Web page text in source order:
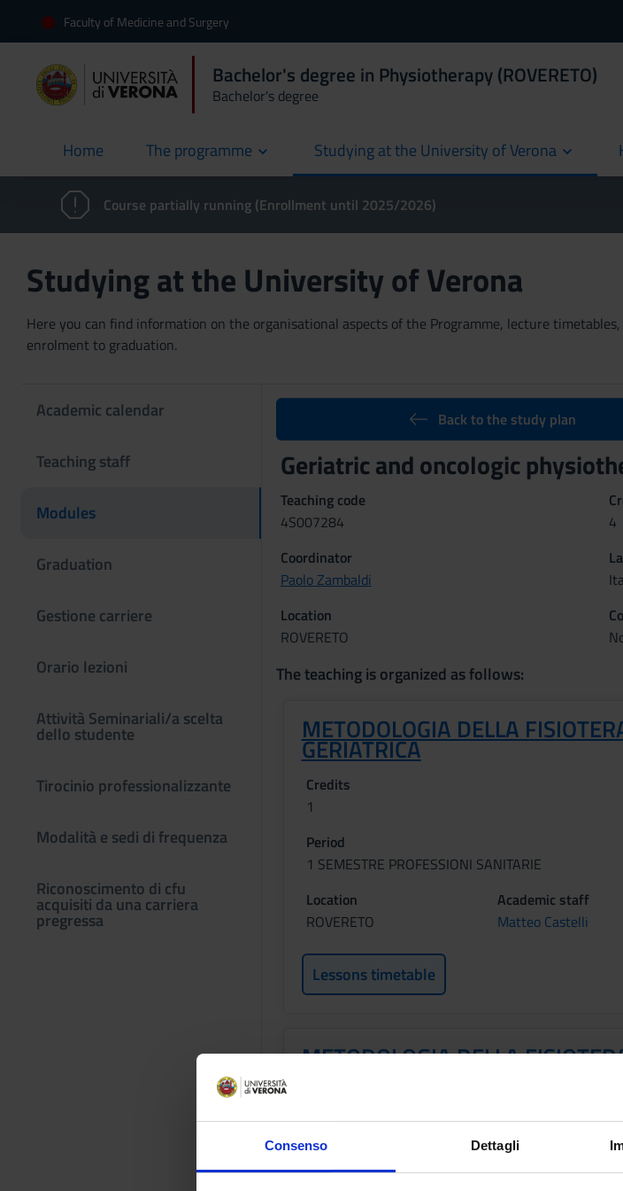
Consenso Dettagli
Faculty of Medicine and Surgery
Bachelor's degree in Physiotherapy (ROVERETO)
Bachelor's degree
Home
current The programme Studying at the University of Verona
Course partially running (Enrollment until 2025/2026)
Studying at the University of Verona
Here you can find information on the organisational aspects of the Programme, lecture
enrolment to graduation.
Academic calendar
Teaching staff
Modules
Graduation
Gestione carriere
Orario lezioni
Attività Seminariali/a scelta
dello studente
Tirocinio professionalizzante
Modalità e sedi di frequenza
Riconoscimento di cfu
acquisiti da una carriera
pregressa
Back to the study plan
Geriatric and oncologic
Teaching code
4S007284
4
Coordinator
Paolo Zambaldi
Location
ROVERETO
The teaching is organized as follows:
METODOLOGIA DELLA
GERIATRICA
Credits
1
Period
1 SEMESTRE PROFESSIONI SANITARIE
Location
ROVERETO
Academic staff
Matteo Castelli
Lessons timetable
METODOLOGIA DELLA
Period